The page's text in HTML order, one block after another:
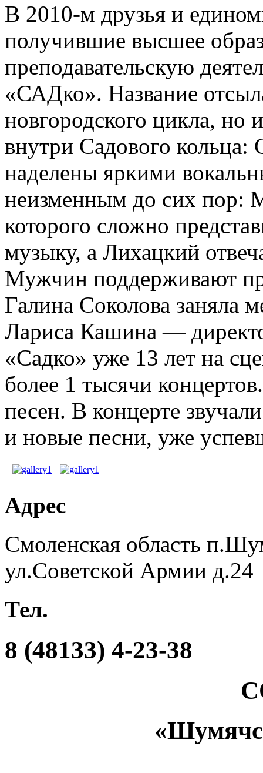
В 2010-м друзья и
получившие высшее
преподавательскую
«САДко». Название
новгородского цикла,
внутри Садового кольца:
наделены яркими
неизменным до сих пор:
которого сложно
музыку, а Лихацкий
Мужчин поддерживают
Галина Соколова заняла
Лариса Кашина —
«Садко» уже 13 лет на
более 1 тысячи
песен. В концерте
и новые песни, уже
Адрес
Смоленская область
ул.Советской Армии д.24
Тел.
8 (48133) 4-23-38